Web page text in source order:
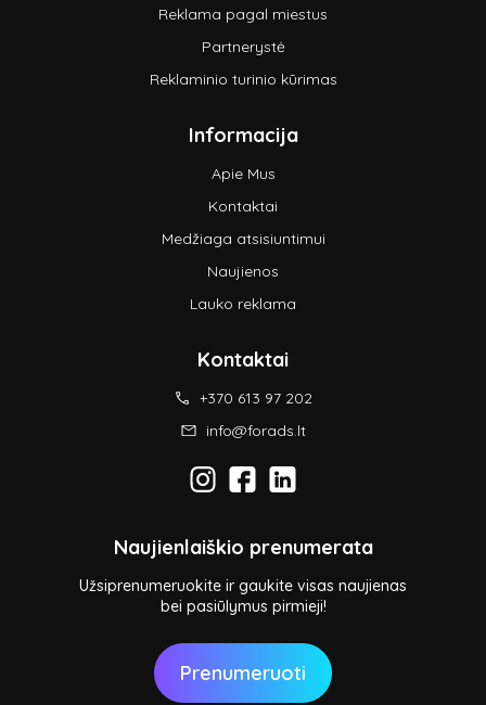
Reklama pagal miestus
Partnerystė
Reklaminio turinio kūrimas
Informacija
Apie Mus
Kontaktai
Medžiaga atsisiuntimui
Naujienos
Lauko reklama
Kontaktai
+370 613 97 202
info@forads.lt
Naujienlaiškio prenumerata
Užsiprenumeruokite ir gaukite visas naujienas
bei pasiūlymus pirmieji!
Prenumeruoti